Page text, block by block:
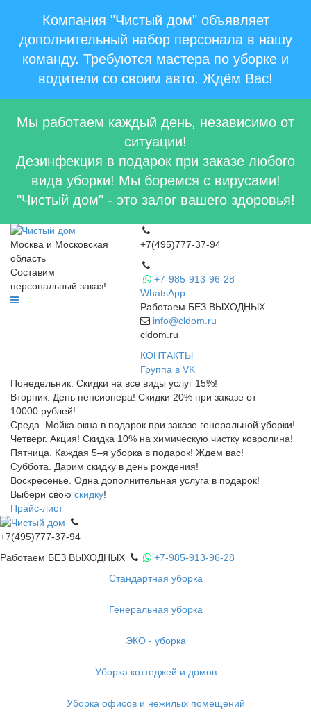
Компания "Чистый дом" объявляет
дополнительный набор персонала в нашу
команду. Требуются мастера по уборке и
водители со своим авто. Ждём Вас!
Мы работаем каждый день, независимо от
ситуации!
Дезинфекция в подарок при заказе любого
вида уборки! Мы боремся с вирусами!
"Чистый дом" - это залог вашего здоровья!
Москва и Московская
область
Составим
персональный заказ!
+7(495)777-37-94
+7-985-913-96-28 -
WhatsApp
Работаем БЕЗ ВЫХОДНЫХ
info@cldom.ru
cldom.ru
КОНТАКТЫ
Группа в VK
Понедельник. Скидки на все виды услуг 15%!
Вторник. День пенсионера! Скидки 20% при заказе от
10000 рублей!
Среда. Мойка окна в подарок при заказе генеральной уборки!
Четверг. Акция! Скидка 10% на химическую чистку ковролина!
Пятница. Каждая 5–я уборка в подарок! Ждем вас!
Суббота. Дарим скидку в день рождения!
Воскресенье. Одна дополнительная услуга в подарок!
Выбери свою скидку!
Прайс-лист
+7(495)777-37-94
Работаем БЕЗ ВЫХОДНЫХ
+7-985-913-96-28
Стандартная уборка
Генеральная уборка
ЭКО - уборка
Уборка коттеджей и домов
Уборка офисов и нежилых помещений